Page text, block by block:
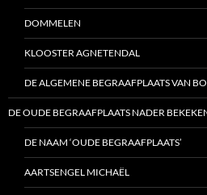
DOMMELEN
KLOOSTER AGNETENDAL
DE ALGEMENE BEGRAAFPLAATS VAN
DE OUDE BEGRAAFPLAATS NADER
DE NAAM ‘OUDE BEGRAAFPLAATS’
AARTSENGEL MICHAËL